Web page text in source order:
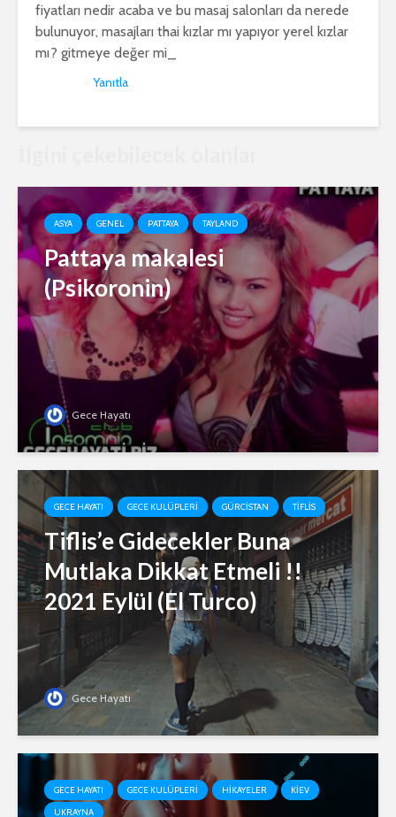
fiyatları nedir acaba ve bu masaj salonları da nerede
bulunuyor, masajları thai kızlar mı yapıyor yerel kızlar
mı? gitmeye değer mi_
Yanıtla
ASYA GENEL PATTAYA TAYLAND
Pattaya makalesi
(Psikoronin)
Gece Hayatı
GECE HAYATI GECE KULÜPLERI GÜRCISTAN TIFLIS
Tiflis’e Gidecekler Buna
Mutlaka Dikkat Etmeli !!
2021 Eylül (El Turco)
Gece Hayatı
GECE HAYATI GECE KULÜPLERI HIKAYELER
KIEV
UKRAYNA